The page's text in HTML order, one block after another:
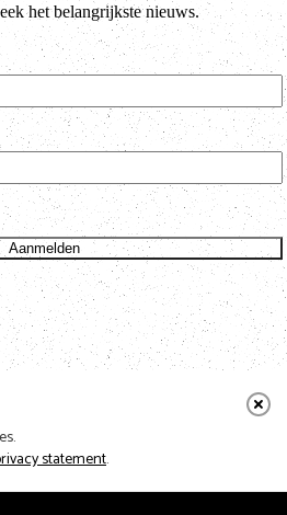
statement.
het belangrijkste nieuws.
Aanmelden